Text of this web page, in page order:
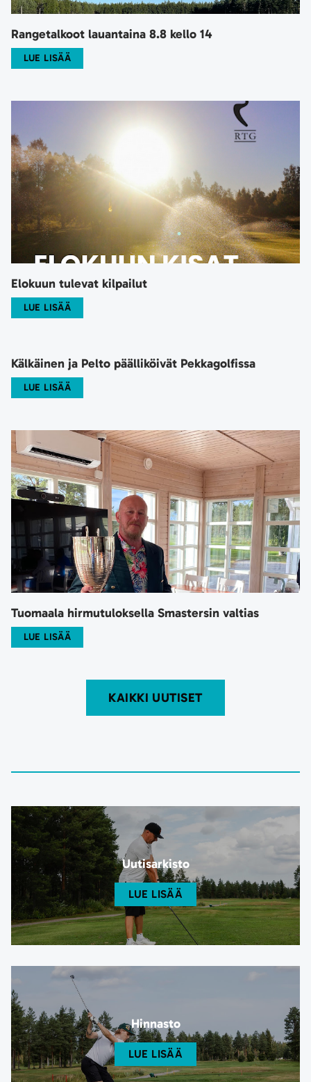
Rangetalkoot lauantaina 8.8 kello 14
LUE LISÄÄ
Elokuun tulevat kilpailut
LUE LISÄÄ
Kälkäinen ja Pelto päälliköivät Pekkagolfissa
LUE LISÄÄ
Tuomaala hirmutuloksella Smastersin valtias
LUE LISÄÄ
KAIKKI UUTISET
Uutisarkisto
LUE LISÄÄ
Hinnasto
LUE LISÄÄ